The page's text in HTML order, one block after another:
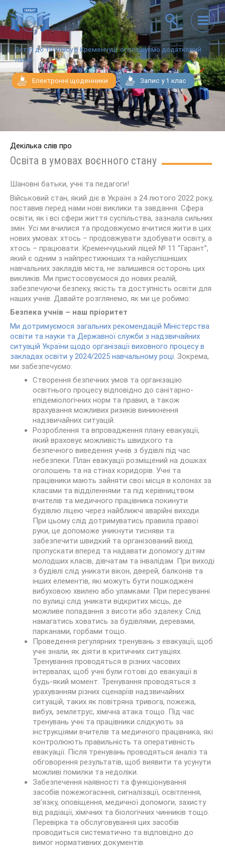
до
вмісту
Вступ до 10 класу в Кременчуці: оголошуємо додатковий
набір
Електронні щоденники Запис у 1 клас
Декілька слів про
Освіта в умовах воєнного стану
Шановні батьки, учні та педагоги!
Військовий стан, який діє в Україні з 24 лютого 2022 року,
поставив перед нами нові виклики та завдання. Сфера
освіти, як і всі сфери життя суспільства, зазнала сильних
змін. Усі ми вчилися та продовжуємо вчитися жити в цих
нових умовах: хтось – продовжувати здобувати освіту, а
хтось – працювати. Кременчуцький ліцей № 11 “Гарант”,
який є одним з найпрестижніших та найуспішніших
навчальних закладів міста, не залишився осторонь цих
викликів. Ми пристосовуємося до нових реалій,
забезпечуючи безпеку, якість та доступність освіти для
наших учнів. Давайте розглянемо, як ми це робимо:
Безпека учнів – наш пріоритет
Ми дотримуємося загальних рекомендацій Міністерства
освіти та науки та Державної служби з надзвичайних
ситуацій України щодо організації виховного процесу в
закладах освіти у 2024/2025 навчальному році . Зокрема,
ми забезпечуємо:
Створення безпечних умов та організацію
освітнього процесу відповідно до санітарно-
епідеміологічних норм та правил, а також
врахування можливих ризиків виникнення
надзвичайних ситуацій.
Розроблення та впровадження плану евакуації,
який враховує можливість швидкого та
безпечного виведення учнів з будівлі під час
небезпеки. План евакуації розміщений на дошках
оголошень та на стінах коридорів. Учні та
працівники мають зайняти свої місця в колонах за
класами та відділеннями та під керівництвом
вчителів та медичного працівника покинути
будівлю ліцею через найближчі аварійні виходи.
При цьому слід дотримуватись правила правої
руки, це допоможе уникнути тисняви та
забезпечити швидкий та організований вихід
пропускати вперед та надавати допомогу дітям
молодших класів, дівчатам та інвалідам. При виході
з будівлі слід уникати вікон, дверей, балконів та
інших елементів, які можуть бути пошкоджені
вибуховою хвилею або уламками. При пересуванні
по вулиці слід уникати відкритих місць, де
можливе попадання з висоти або здалеку. Слід
намагатись ховатись за будівлями, деревами,
парканами, горбами тощо.
Проведення регулярних тренувань з евакуації, щоб
учні знали, як діяти в критичних ситуаціях.
Тренування проводяться в різних часових
інтервалах, щоб учні були готові до евакуації в
будь-який момент. Тренування проводяться з
урахуванням різних сценаріїв надзвичайних
ситуацій, таких як повітряна тривога, пожежа,
вибух, землетрус, хімічна атака тощо. Під час
тренувань учні та працівники слідкують за
інструкціями вчителів та медичного працівника, які
контролюють правильність та оперативність
евакуації. Після тренувань проводяться аналіз та
обговорення результатів, щоб виявити та усунути
можливі помилки та недоліки.
Забезпечення наявності та функціонування
засобів пожежогасіння, сигналізації, освітлення,
зв’язку, оповіщення, медичної допомоги, захисту
від радіації, хімічних та біологічних чинників тощо.
Перевірка та обслуговування цих засобів
проводиться систематично та відповідно до
вимог нормативних документів.